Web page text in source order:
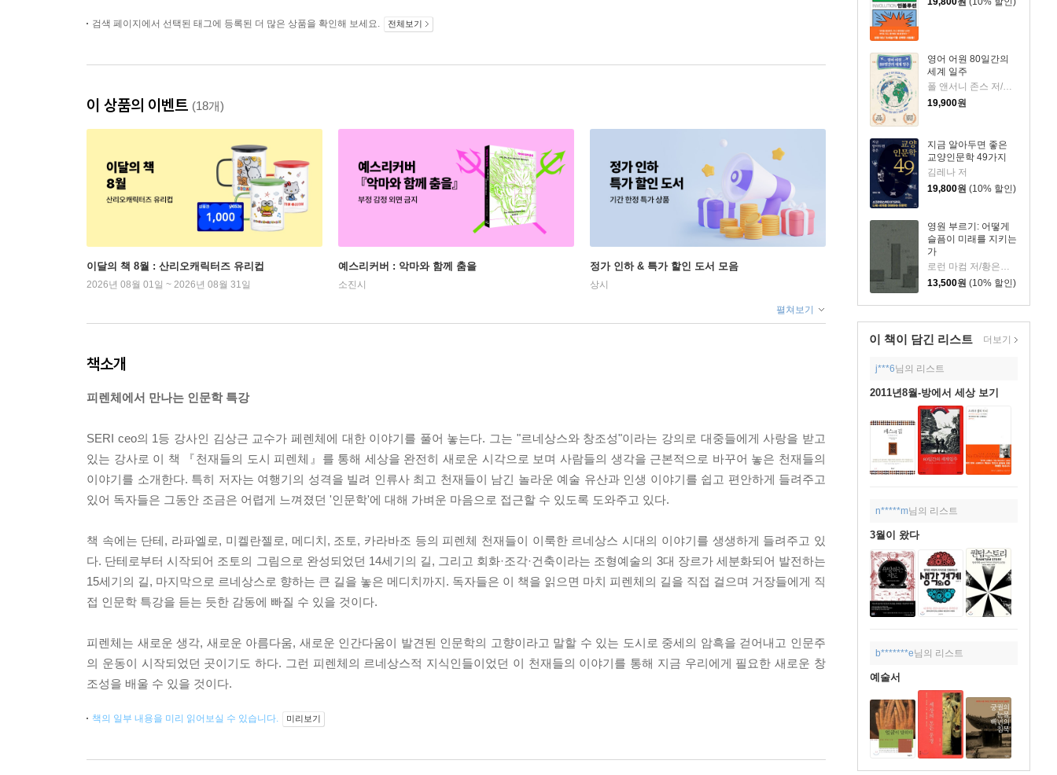
영어 어원 80일간의
세계 일주
19,900원
지금 알아두면 좋은
교양인문학 49가지
김레나 저
19,800원 (10% 할인)
영원 부르기: 어떻게
슬픔이 미래를 지키는
가
로런 마컴 저/황은주 역
13,500원 (10% 할인)
이 책이 담긴 리스트 더보기
j***6님의 리스트
2011년8월-방에서 세상 보기
n*****m님의 리스트
3월이 왔다
b*******e님의 리스트
예술서
검색 페이지에서 선택된 태그에 등록된 더 많은 상품을 확인해 보세요. 전체보기
이 상품의 이벤트 (18개)
이달의 책 8월 : 산리오캐릭터즈 유리컵
2026년 08월 01일 ~ 2026년 08월 31일
예스리커버 : 악마와 함께 춤을
소진시
정가 인하 & 특가 할인 도서 모음
상시
펼쳐보기
책소개
피렌체에서 만나는 인문학 특강
SERI ceo의 1등 강사인 김상근 교수가 페렌체에 대한 이야기를 풀어 놓는다. 그는 "르네상스와 창조성"이라는 강의로 대중들에게 사랑을 받고
있는 강사로 이 책 『천재들의 도시 피렌체』를 통해 세상을 완전히 새로운 시각으로 보며 사람들의 생각을 근본적으로 바꾸어 놓은 천재들의
이야기를 소개한다. 특히 저자는 여행기의 성격을 빌려 인류사 최고 천재들이 남긴 놀라운 예술 유산과 인생 이야기를 쉽고 편안하게 들려주고
있어 독자들은 그동안 조금은 어렵게 느껴졌던 '인문학'에 대해 가벼운 마음으로 접근할 수 있도록 도와주고 있다.
책 속에는 단테, 라파엘로, 미켈란젤로, 메디치, 조토, 카라바조 등의 피렌체 천재들이 이룩한 르네상스 시대의 이야기를 생생하게 들려주고 있
다. 단테로부터 시작되어 조토의 그림으로 완성되었던 14세기의 길, 그리고 회화·조각·건축이라는 조형예술의 3대 장르가 세분화되어 발전하는
15세기의 길, 마지막으로 르네상스로 향하는 큰 길을 놓은 메디치까지. 독자들은 이 책을 읽으면 마치 피렌체의 길을 직접 걸으며 거장들에게 직
접 인문학 특강을 듣는 듯한 감동에 빠질 수 있을 것이다.
피렌체는 새로운 생각, 새로운 아름다움, 새로운 인간다움이 발견된 인문학의 고향이라고 말할 수 있는 도시로 중세의 암흑을 걷어내고 인문주
의 운동이 시작되었던 곳이기도 하다. 그런 피렌체의 르네상스적 지식인들이었던 이 천재들의 이야기를 통해 지금 우리에게 필요한 새로운 창
조성을 배울 수 있을 것이다.
책의 일부 내용을 미리 읽어보실 수 있습니다. 미리보기